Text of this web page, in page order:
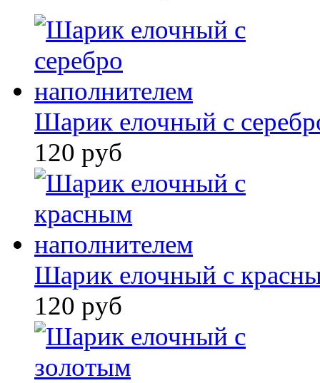
Шарик елочный с
120 руб
Шарик елочный с
120 руб